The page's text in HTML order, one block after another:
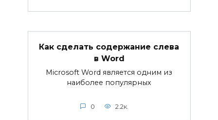
Как сделать содержание слева
в Word
Microsoft Word является одним из
наиболее популярных
0 2.2к.